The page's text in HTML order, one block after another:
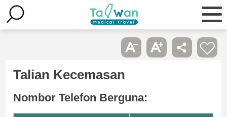
Talian Kecemasan
Nombor Telefon Berguna: